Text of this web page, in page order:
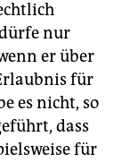
nur
er über
für
es nicht, so
dass
für